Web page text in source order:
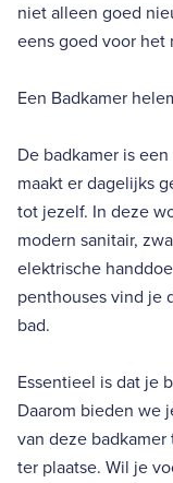
niet alleen goed
eens goed voor het
Een Badkamer
De badkamer is
maakt er dagelijks
tot jezelf. In deze
modern sanitair,
elektrische
penthouses vind je
bad.
Essentieel is dat je
Daarom bieden we
van deze
ter plaatse. Wil je